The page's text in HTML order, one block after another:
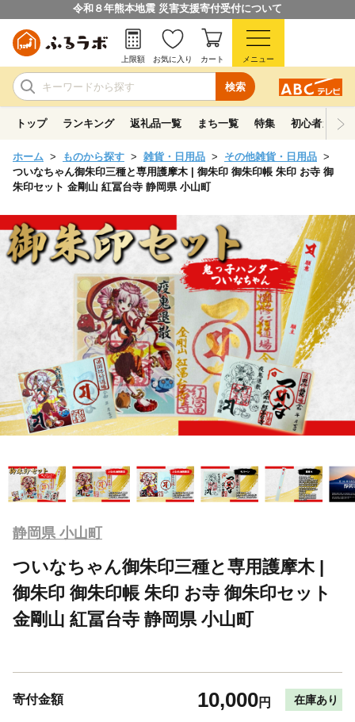
令和８年熊本地震 災害支援寄付受付について
検索
上限額 お気に入り カート メニュー
トップ ランキング 返礼品一覧 まち一覧 特集 初心者ガイド
ホーム ものから探す 雑貨・日用品
その他雑貨・日用品
ついなちゃん御朱印三種と専用護摩木 | 御朱印 御朱印帳 朱印 お寺 御
朱印セット 金剛山 紅冨台寺 静岡県 小山町
静岡県 小山町
ついなちゃん御朱印三種と専用護摩木 |
御朱印 御朱印帳 朱印 お寺 御朱印セット
金剛山 紅冨台寺 静岡県 小山町
寄付金額 10,000円 在庫あり